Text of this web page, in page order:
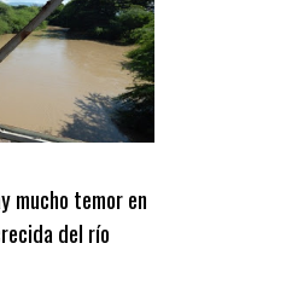
mucho temor en
del río